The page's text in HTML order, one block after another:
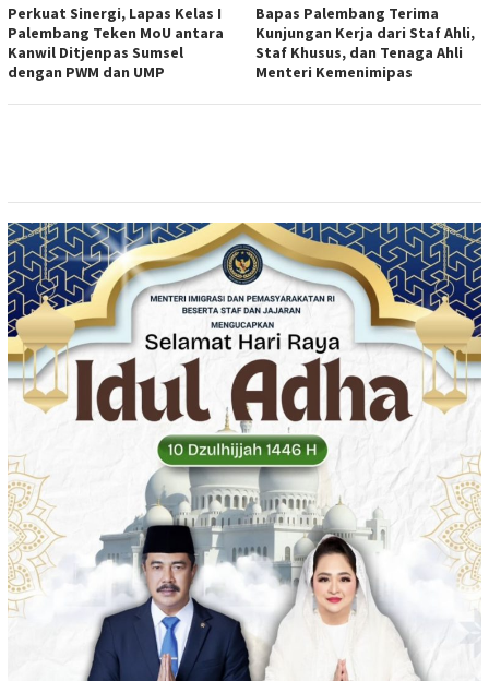
Perkuat Sinergi, Lapas Kelas I
Palembang Teken MoU antara
Kanwil Ditjenpas Sumsel
dengan PWM dan UMP
Bapas Palembang Terima
Kunjungan Kerja dari Staf Ahli,
Staf Khusus, dan Tenaga Ahli
Menteri Kemenimipas